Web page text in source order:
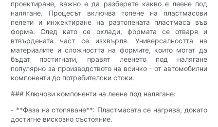
проектиране, важно е да разберете какво е леене под
налягане. Процесът включва топене на пластмасови
пелети и инжектиране на разтопената пластмаса във
форма. След като се охлади, формата се отваря и
втвърдената част се изхвърля. Универсалността на
материалите и сложността на формите, които могат да
бъдат постигнати, правят леенето под налягане
популярно за производството на всичко - от автомобилни
компоненти до потребителски стоки.
### Ключови компоненти на леене под налягане:
- **Фаза на стопяване**: Пластмасата се нагрява, докато
достигне вискозно състояние.